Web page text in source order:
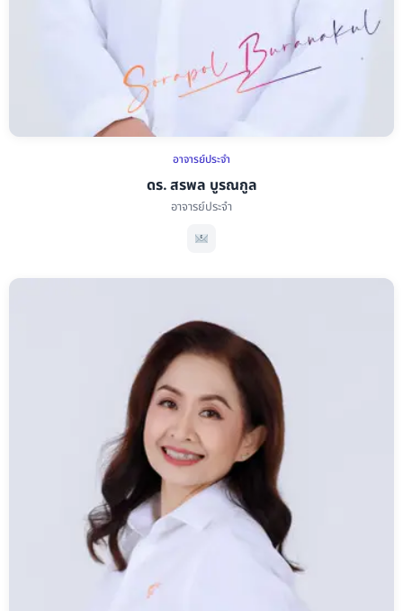
อาจารย์ประจำ
ดร. สรพล บูรณกูล
ดร. สรพล บูรณกูล
อาจารย์ประจำ